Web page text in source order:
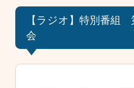
【ラジオ】特別番組
会